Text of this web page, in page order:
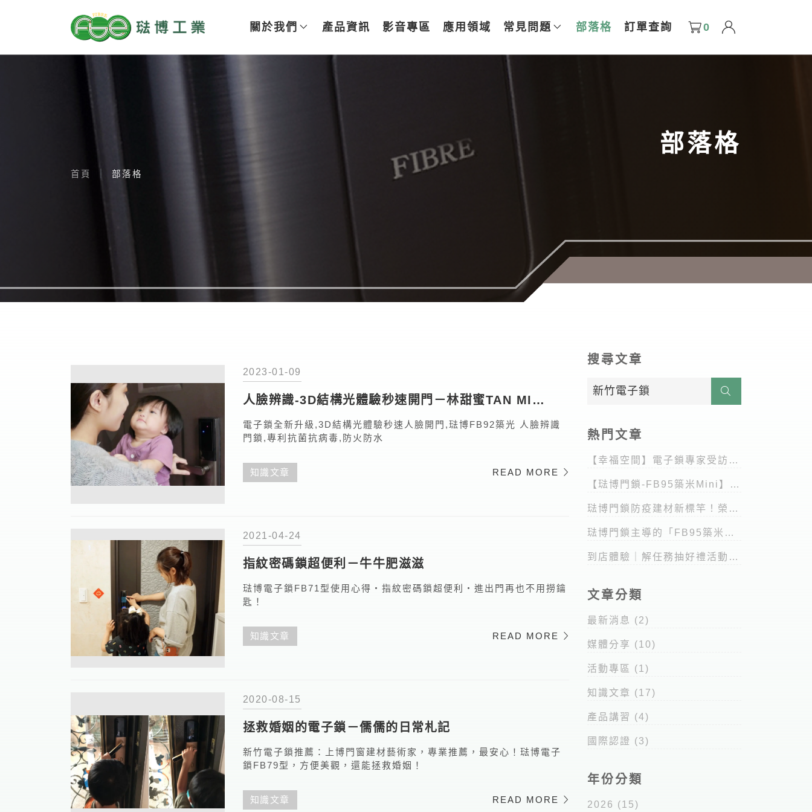
關於我們 產品資訊 影音專區 應用領域 常見問題 部落格 訂單查詢 0
部落格
首頁 部落格
2023-01-09
人臉辨識-3D結構光體驗秒速開門－林甜蜜TAN MI
LADY
電子鎖全新升級,3D結構光體驗秒速人臉開門,琺博FB92築光 人臉辨識
門鎖,專利抗菌抗病毒,防火防水
知識文章 READ MORE
2021-04-24
指紋密碼鎖超便利－牛牛肥滋滋
琺博電子鎖FB71型使用心得‧指紋密碼鎖超便利‧進出門再也不用撈鑰
匙！
知識文章 READ MORE
2020-08-15
拯救婚姻的電子鎖－儒儒的日常札記
新竹電子鎖推薦：上博門窗建材藝術家，專業推薦，最安心！琺博電子
鎖FB79型，方便美觀，還能拯救婚姻！
知識文章 READ MORE
搜尋文章
熱門文章
【幸福空間】電子鎖專家受訪影
【琺博門鎖-FB95築米Mini】榮
琺博門鎖防疫建材新標竿！榮獲
琺博門鎖主導的「FB95築米
到店體驗｜解任務抽好禮活動
文章分類
最新消息 (2)
媒體分享 (10)
活動專區 (1)
知識文章 (17)
產品講習 (4)
國際認證 (3)
年份分類
2026 (15)